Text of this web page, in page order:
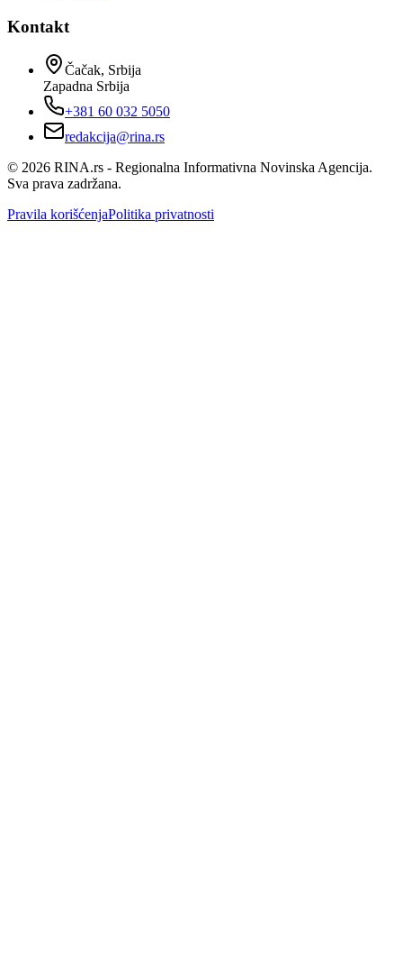
Kontakt
Čačak, Srbija
Zapadna Srbija
+381 60 032 5050
redakcija@rina.rs
© 2026 RINA.rs - Regionalna Informativna Novinska Agencija.
Sva prava zadržana.
Pravila korišćenjaPolitika privatnosti